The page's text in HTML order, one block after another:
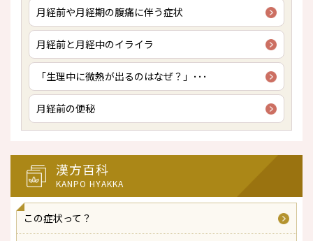
月経前や月経期の腹痛に伴う症状
月経前と月経中のイライラ
「生理中に微熱が出るのはなぜ？」･･･
月経前の便秘
漢方百科
KANPO HYAKKA
この症状って？